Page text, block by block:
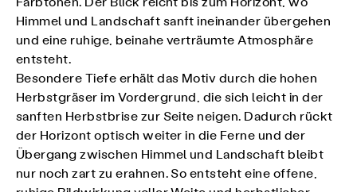
Himmel und Landschaft sanft ineinander übergehen
und eine ruhige, beinahe verträumte Atmosphäre
entsteht.
Besondere Tiefe erhält das Motiv durch die hohen
Herbstgräser im Vordergrund, die sich leicht in der
sanften Herbstbrise zur Seite neigen. Dadurch rückt
der Horizont optisch weiter in die Ferne und der
Übergang zwischen Himmel und Landschaft bleibt
nur noch zart zu erahnen. So entsteht eine offene,